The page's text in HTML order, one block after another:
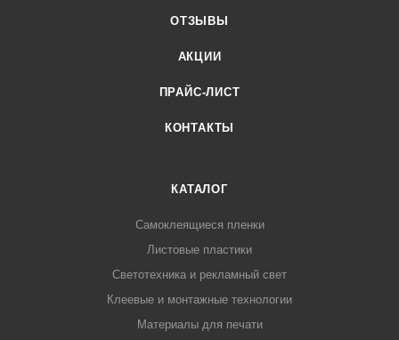
ОТЗЫВЫ
АКЦИИ
ПРАЙС-ЛИСТ
КОНТАКТЫ
КАТАЛОГ
Самоклеящиеся пленки
Листовые пластики
Светотехника и рекламный свет
Клеевые и монтажные технологии
Материалы для печати